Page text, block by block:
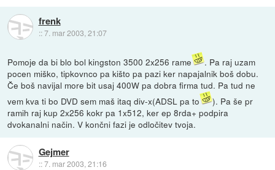
frenk
::7. mar 2003, 21:07
Pomoje da bi blo bol kingston 3500 2x256 rame
. Pa raj uzam
pocen miško, tipkovnco pa kišto pa pazi ker napajalnik boš dobu.
Če boš navijal more bit usaj 400W pa dobra firma tud. Pa tud ne
vem kva ti bo DVD sem maš itaq div-x(ADSL pa to
). Pa še pr
ramih raj kup 2x256 kokr pa 1x512, ker ep 8rda+ podpira
dvokanalni način. V končni fazi je odločitev tvoja.
Gejmer
::7. mar 2003, 21:16